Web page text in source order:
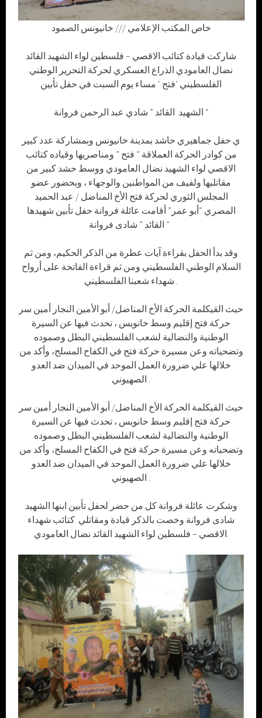
خاص المكتب الإعلامي /// خانيونس الصمود
شاركت قيادة كتائب الاقصي – فلسطين لواء الشهيد القائد
نضال العامودي الذراع العسكري لحركة التحرير الوطني
الفلسطيني ‘فتح ‘ مساء يوم السبت في حفل تأبين
الشهيد القائد ” شادي عبد الرحمن فروانة “
ي حفل جماهيري حاشد بمدينة خانيونس وبمشاركة عدد كبير
من كوادر الحركة العملاقة ” فتح ” ومناصريها وقياده كتائب
الاقصي لواء الشهيد نضال العامودي ووسط حشد كبير من
مقاتليها ولفيف من المواطنين والوجهاء ، وبحضور عضو
المجلس الثوري لحركة فتح الأخ المناضل / عبد الحميد
المصري “أبو عمر” أقامت عائلة فروانة حفل تأبين شهيدها
القائد ” شادى فروانة ”
وقد بدأ الحفل بقراءة آيات عطرة من الذكر الحكيم، ومن ثم
السلام الوطني الفلسطيني ومن ثم قراءة الفاتحة على أرواح
شهداء شعبنا الفلسطيني .
حيث القيكلمة الحركة الأخ المناضل/ أبو الأمين النجار أمين سر
حركة فتح إقليم وسط خانويس ، تحدث فيها عن السيرة
الوطنية والنضالية لشعب الفلسطيني البطل وصموده
وتضحياته وعن مسيرة حركة فتح في الكفاح المسلح، وأكد من
خلالها علي ضرورة العمل الموحد في الميدان ضد العدو
الصهيوني .
حيث القيكلمة الحركة الأخ المناضل/ أبو الأمين النجار أمين سر
حركة فتح إقليم وسط خانويس ، تحدث فيها عن السيرة
الوطنية والنضالية لشعب الفلسطيني البطل وصموده
وتضحياته وعن مسيرة حركة فتح في الكفاح المسلح، وأكد من
خلالها علي ضرورة العمل الموحد في الميدان ضد العدو
الصهيوني .
وشكرت عائلة فروانة كل من حضر لحفل تأبين ابنها الشهيد
شادى فروانة وخصت بالذكر قيادة ومقاتلي كتائب شهداء
الاقصي – فلسطين لواء الشهيد القائد نضال العامودي.